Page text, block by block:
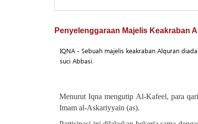
Penyelenggaraan Majelis Keakraban
IQNA - Sebuah majelis keakraban Alquran
suci Abbasi.
Menurut Iqna mengutip Al-Kafeel, para
Imam al-Askariyyain (as).